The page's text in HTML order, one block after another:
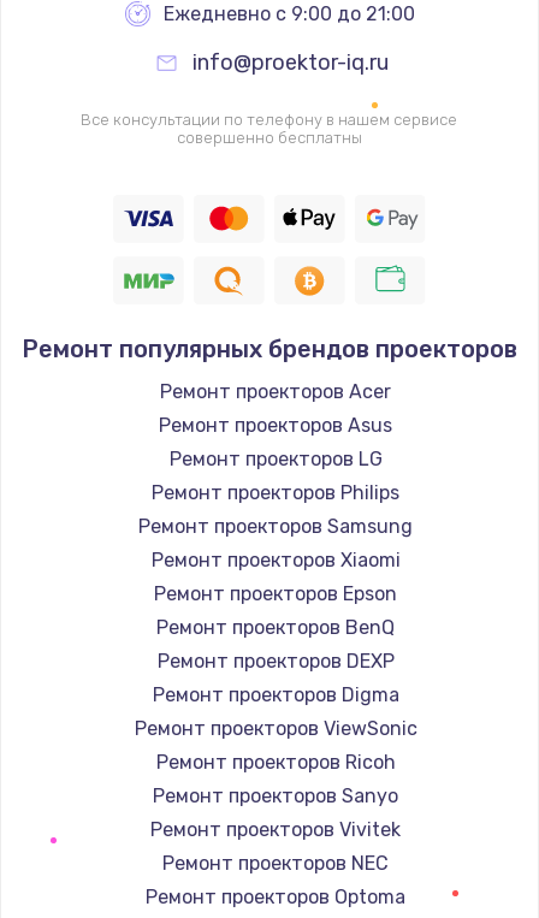
Замена термопредохранителя
700 руб.
Заказать
2500 руб.
1400 руб.
Заказать
Замена / ремонт электронного модуля
управления
600 руб.
Замена конфорки
1100 руб.
Заказать
Замена платы сенсора
900 руб.
Заказать
Замена регулятора режимов конфорки
900 руб.
Ежедневно с 9:00 до 21:00
info@proektor-iq.ru
Все консультации по телефону в нашем сервисе
совершенно бесплатны
Ремонт популярных брендов проекторов
Ремонт проекторов Acer
Ремонт проекторов Asus
Ремонт проекторов LG
Ремонт проекторов Philips
Ремонт проекторов Samsung
Ремонт проекторов Xiaomi
Ремонт проекторов Epson
Ремонт проекторов BenQ
Ремонт проекторов DEXP
Ремонт проекторов Digma
Ремонт проекторов ViewSonic
Ремонт проекторов Ricoh
Ремонт проекторов Sanyo
Ремонт проекторов Vivitek
Ремонт проекторов NEC
Ремонт проекторов Optoma